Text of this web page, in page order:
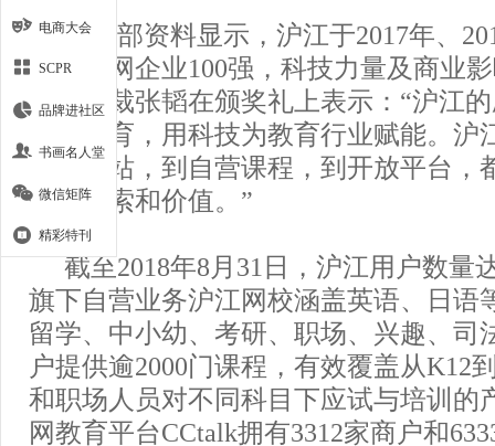
工信部资料显示，沪江于2017年、
国互联网企业100强，科技力量及商业
江副总裁张韬在颁奖礼上表示：“沪江
改变教育，用科技为教育行业赋能。沪
学习网站，到自营课程，到开放平台，
能的探索和价值。”
截至2018年8月31日，沪江用户数量
旗下自营业务沪江网校涵盖英语、日语
留学、中小幼、考研、职场、兴趣、司
户提供逾2000门课程，有效覆盖从K12
和职场人员对不同科目下应试与培训的
网教育平台CCtalk拥有3312家商户和
电商大会
SCPR
品牌进社区
书画名人堂
微信矩阵
精彩特刊